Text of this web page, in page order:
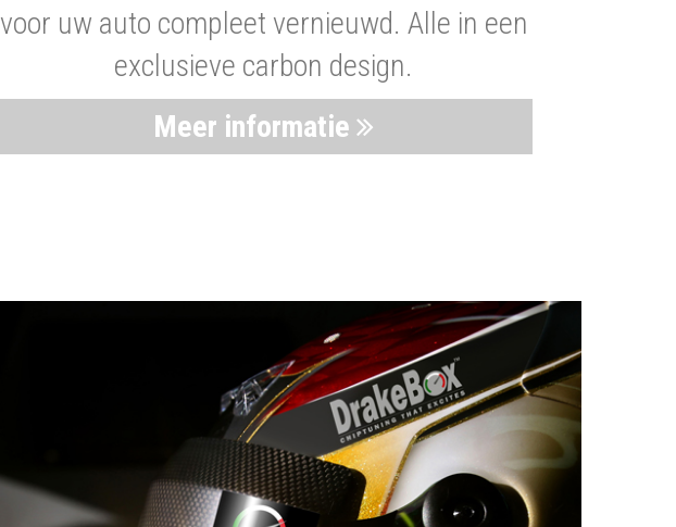
voor uw auto compleet vernieuwd. Alle in een
exclusieve carbon design.
Meer informatie